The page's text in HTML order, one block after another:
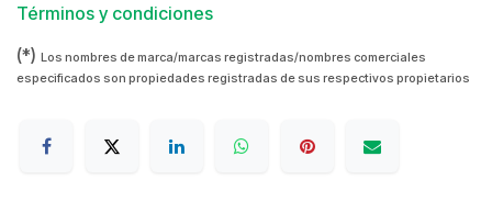
Términos y condiciones
(*) Los nombres de marca/marcas registradas/nombres comerciales
especificados son propiedades registradas de sus respectivos propietarios